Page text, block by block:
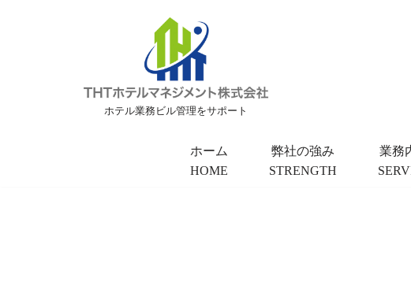
ホテル業務ビル管理をサポート
ホーム
HOME
弊社の強み
STRENGTH
業務